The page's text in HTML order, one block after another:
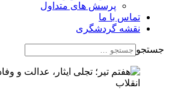
پرسش های متداول
تماس با ما
نقشه گردشگری
جستجو